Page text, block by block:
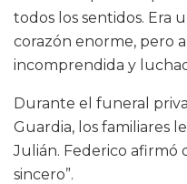
todos los sentidos. Era
corazón enorme, pero
incomprendida y
Durante el funeral
Guardia, los familiares
Julián. Federico
sincero”.